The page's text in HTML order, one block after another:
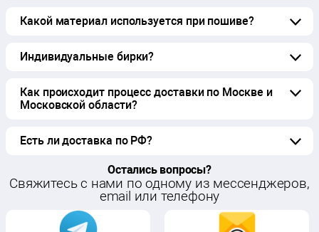
Какой материал используется при пошиве?
Индивидуальные бирки?
Как происходит процесс доставки по Москве и
Московской области?
Есть ли доставка по РФ?
Остались вопросы?
Cвяжитесь с нами по одному из мессенджеров,
email или телефону